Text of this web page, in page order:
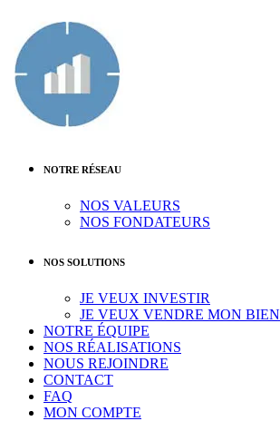
NOTRE RÉSEAU
NOS VALEURS
NOS FONDATEURS
NOS SOLUTIONS
JE VEUX INVESTIR
JE VEUX VENDRE MON BIEN
NOTRE ÉQUIPE
NOS RÉALISATIONS
NOUS REJOINDRE
CONTACT
FAQ
MON COMPTE